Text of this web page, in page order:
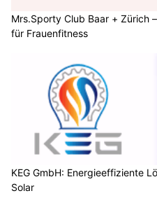
Mrs.Sporty Club Baar + Zürich
für Frauenfitness
KEG GmbH: Energieeffiziente
Solar